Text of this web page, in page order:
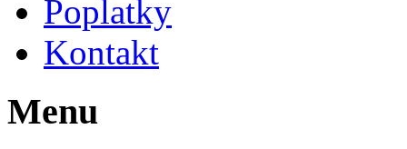
Poplatky
Kontakt
Menu